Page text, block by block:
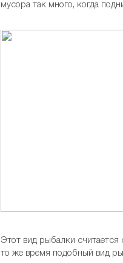
мусора так много, когда
Этот вид рыбалки
то же время подобный вид